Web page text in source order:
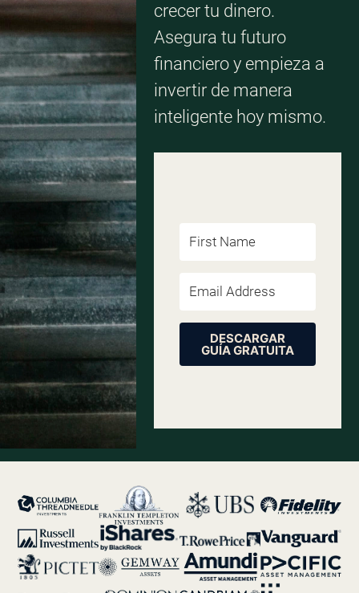
crecer tu dinero.
Asegura tu futuro
financiero y empieza a
invertir de manera
inteligente hoy mismo.
DESCARGAR
GUÍA GRATUITA